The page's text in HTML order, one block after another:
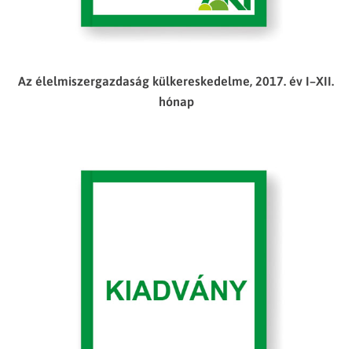
Az élelmiszergazdaság külkereskedelme, 2017. év I–XII.
hónap